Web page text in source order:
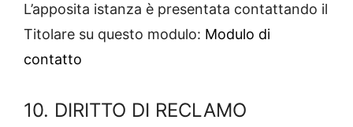
L’apposita istanza è presentata contattando il
Titolare su questo modulo: Modulo di
contatto
10. DIRITTO DI RECLAMO